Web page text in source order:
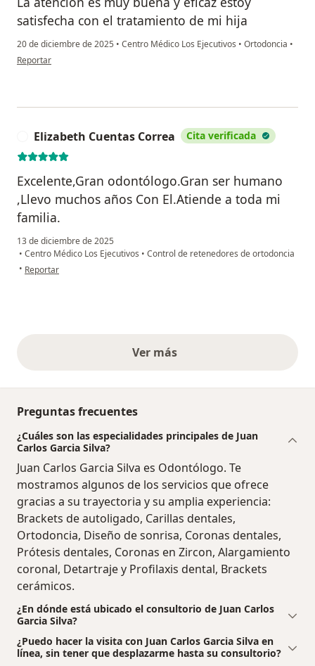
satisfecha con el tratamiento de mi hija
20 de diciembre de 2025 • Centro Médico Los Ejecutivos • Ortodoncia •
en opinión del usuario E A E
Reportar
Elizabeth Cuentas Correa Cita verificada
Excelente,Gran odontólogo.Gran ser humano
,Llevo muchos años Con El.Atiende a toda mi
familia.
13 de diciembre de 2025
• Centro Médico Los Ejecutivos • Control de retenedores de ortodoncia
• en opinión del usuario Elizabeth Cuentas Correa
Reportar
Ver másopiniones anteriores
Preguntas frecuentes
¿Cuáles son las especialidades principales de Juan
Carlos Garcia Silva?
Juan Carlos Garcia Silva es Odontólogo. Te
mostramos algunos de los servicios que ofrece
gracias a su trayectoria y su amplia experiencia:
Brackets de autoligado, Carillas dentales,
Ortodoncia, Diseño de sonrisa, Coronas dentales,
Prótesis dentales, Coronas en Zircon, Alargamiento
coronal, Detartraje y Profilaxis dental, Brackets
cerámicos.
¿En dónde está ubicado el consultorio de Juan Carlos
Garcia Silva?
¿Puedo hacer la visita con Juan Carlos Garcia Silva en
línea, sin tener que desplazarme hasta su consultorio?